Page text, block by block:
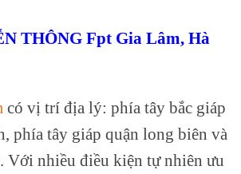
THÔNG Fpt Gia Lâm, Hà
có vị trí địa lý: phía tây bắc giáp
phía tây giáp quận long biên và
Với nhiều điều kiện tự nhiên ưu